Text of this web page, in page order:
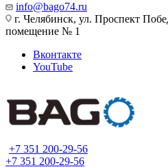
info@bago74.ru
г. Челябинск, ул. Проспект
помещение № 1
Вконтакте
YouTube
+7 351 200-29-56
+7 351 200-29-56